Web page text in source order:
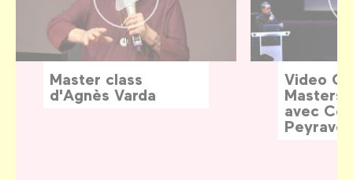
Master class
d'Agnès Varda
Video
avec